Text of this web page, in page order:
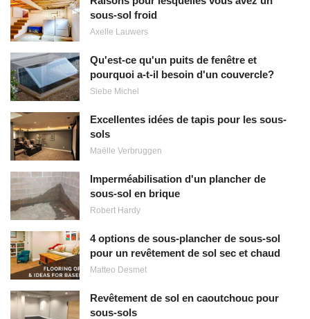
sous-sol froid
Axelle Lauwers
Qu'est-ce qu'un puits de fenêtre et
pourquoi a-t-il besoin d'un couvercle?
Siebe Michel
Excellentes idées de tapis pour les sous-
sols
Maëlle Verbruggen
Imperméabilisation d'un plancher de
sous-sol en brique
Robert Hardy
4 options de sous-plancher de sous-sol
pour un revêtement de sol sec et chaud
Matteo Desmet
Revêtement de sol en caoutchouc pour
sous-sols